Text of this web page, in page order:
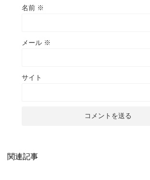
名前 ※
メール ※
サイト
関連記事